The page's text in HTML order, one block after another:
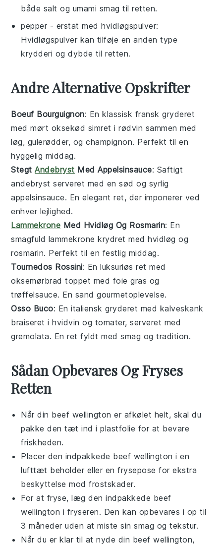
både salt og umami smag til retten.
pepper - erstat medhvidløgspulver:
Hvidløgspulver kan tilføje en anden type
krydderi og dybde til retten.
Andre Alternative Opskrifter
Boeuf Bourguignon: En klassisk franskgryderet
med mørt oksekød simret i rødvin sammen med
løg, gulerødder, ogchampignon. Perfekt til en
hyggelig middag.
StegtAndebryst Med Appelsinsauce: Saftigt
andebryst serveret med en sød og syrlig
appelsinsauce. En elegant ret, der imponerer ved
enhver lejlighed.
Lammekrone Med Hvidløg Og Rosmarin: En
smagfuld lammekrone krydret medhvidløg og
rosmarin. Perfekt til en festlig middag.
Tournedos Rossini: En luksuriøs ret med
oksemørbrad toppet med foie gras og
trøffelsauce. En sand gourmetoplevelse.
Osso Buco: En italienskgryderet med kalveskank
braiseret ihvidvin og tomater, serveret med
gremolata. En ret fyldt med smag og tradition.
Sådan Opbevares Og Fryses
Retten
Når din beef wellington er afkølet helt, skal du
pakke den tæt ind i plastfolie for at bevare
friskheden.
Placer den indpakkede beef wellington i en
lufttæt beholder eller en frysepose for ekstra
beskyttelse mod frostskader.
For at fryse, læg den indpakkede beef
wellington i fryseren. Den kan opbevares i op til
3 måneder uden at miste sin smag og tekstur.
Når du er klar til at nyde din beef wellington,